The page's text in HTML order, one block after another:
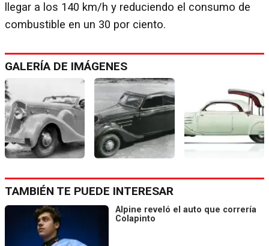
llegar a los 140 km/h y reduciendo el consumo de
combustible en un 30 por ciento.
GALERÍA DE IMÁGENES
TAMBIÉN TE PUEDE INTERESAR
Alpine reveló el auto que correría
Colapinto